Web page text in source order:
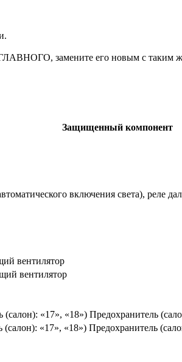
ГЛАВНОГО, замените его новым с таким
Защищенный компонент
включения света), реле
вентилятор
вентилятор
«17», «18») Предохранитель
«17», «18») Предохранитель